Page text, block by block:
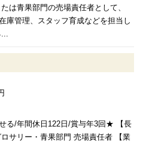
は青果部門の売場責任者として、
庫管理、スタッフ育成などを担当し
...
る/年間休日122日/賞与年3回★ 【長
サリー・青果部門 売場責任者 【業